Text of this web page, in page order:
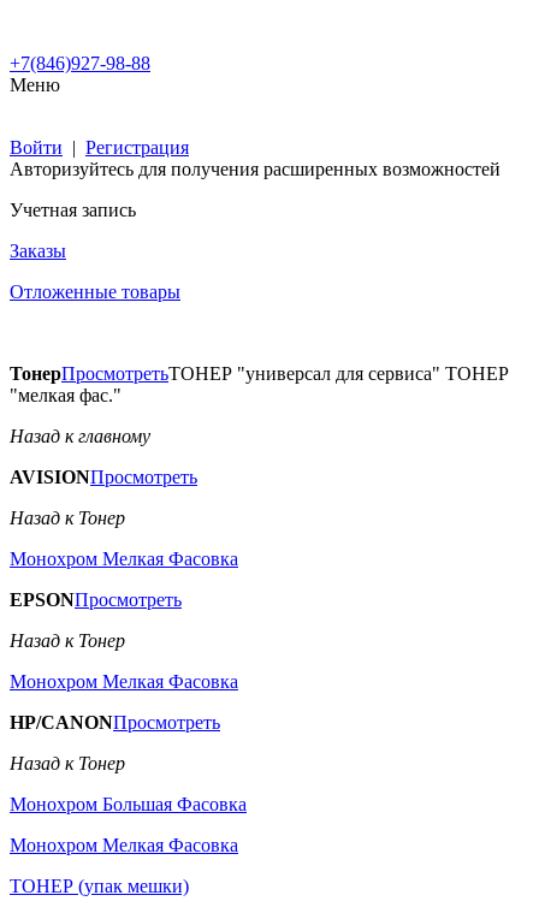
+7(846)927-98-88
Меню
Войти | Регистрация
Авторизуйтесь для получения расширенных возможностей
Учетная запись
Заказы
Отложенные товары
ТонерПросмотретьТОНЕР "универсал для сервиса" ТОНЕР
"мелкая фас."
Назад к главному
AVISIONПросмотреть
Назад к Тонер
Монохром Мелкая Фасовка
EPSONПросмотреть
Назад к Тонер
Монохром Мелкая Фасовка
HP/CANONПросмотреть
Назад к Тонер
Монохром Большая Фасовка
Монохром Мелкая Фасовка
ТОНЕР (упак мешки)